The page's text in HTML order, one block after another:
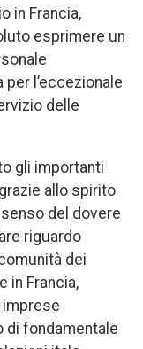
in Francia,
esprimere un
per l’eccezionale
delle
gli importanti
allo spirito
del dovere
riguardo
dei
in Francia,
di fondamentale